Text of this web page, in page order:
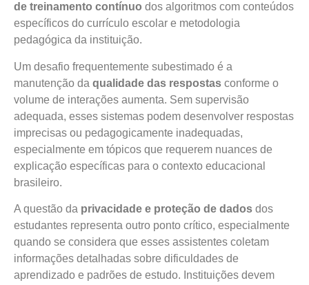
de treinamento contínuo dos algoritmos com conteúdos
específicos do currículo escolar e metodologia
pedagógica da instituição.
Um desafio frequentemente subestimado é a
manutenção da qualidade das respostas conforme o
volume de interações aumenta. Sem supervisão
adequada, esses sistemas podem desenvolver respostas
imprecisas ou pedagogicamente inadequadas,
especialmente em tópicos que requerem nuances de
explicação específicas para o contexto educacional
brasileiro.
A questão da privacidade e proteção de dados dos
estudantes representa outro ponto crítico, especialmente
quando se considera que esses assistentes coletam
informações detalhadas sobre dificuldades de
aprendizado e padrões de estudo. Instituições devem